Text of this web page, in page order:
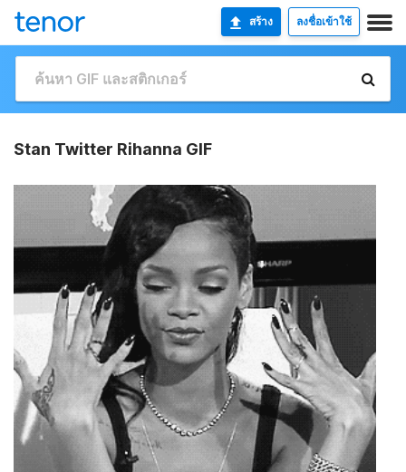
สร้าง ลงชื่อเข้าใช้
Stan Twitter Rihanna GIF